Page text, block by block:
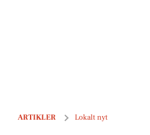
ARTIKLER Lokalt nyt
Hinnerup Cup 2026 inviterer til